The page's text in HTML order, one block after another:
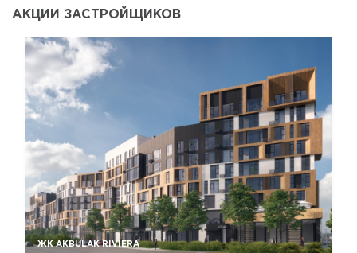
АКЦИИ ЗАСТРОЙЩИКОВ
ЖК AKBULAK RIVIERA